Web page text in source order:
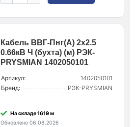
Кабель ВВГ-Пнг(А) 2х2.5
0.66кВ Ч (бухта) (м) РЭК-
PRYSMIAN 1402050101
Артикул:
1402050101
Бренд:
РЭК-PRYSMIAN
На складе 1619 м
Обновлено 06.08.2026